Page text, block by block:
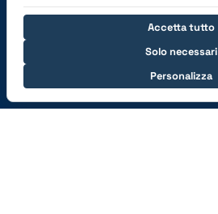
Connettiti con noi
Solo necessari
Personalizza
Accetta tutto